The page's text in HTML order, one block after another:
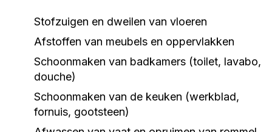
Stofzuigen en dweilen van vloeren
Afstoffen van meubels en oppervlakken
Schoonmaken van badkamers (toilet, lavabo,
douche)
Schoonmaken van de keuken (werkblad,
fornuis, gootsteen)